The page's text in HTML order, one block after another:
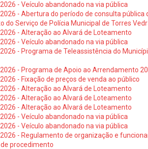
- Veículo abandonado na via pública
- Abertura do período de consulta
do Serviço de Polícia Municipal de Torres
- Alteração ao Alvará de Loteamento
- Veículo abandonado na via pública
- Programa de Teleassistência do
- Programa de Apoio ao Arrendamento
- Fixação de preços de venda ao público
- Alteração ao Alvará de Loteamento
- Alteração ao Alvará de Loteamento
- Alteração ao Alvará de Loteamento
- Veículo abandonado na via pública
- Veículo abandonado na via pública
- Regulamento de organização e
procedimento